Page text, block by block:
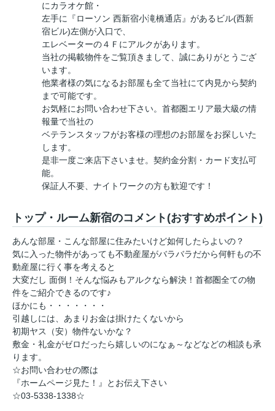
にカラオケ館・
左手に『ローソン 西新宿小滝橋通店』があるビル(西新
宿ビル)左側が入口で、
エレベーターの４Ｆにアルクがあります。
当社の掲載物件をご覧頂きまして、誠にありがとうござ
います。
他業者様の気になるお部屋も全て当社にて内見から契約
まで可能です。
お気軽にお問い合わせ下さい。首都圏エリア最大級の情
報量で当社の
ベテランスタッフがお客様の理想のお部屋をお探しいた
します。
是非一度ご来店下さいませ。契約金分割・カード支払可
能。
保証人不要、ナイトワークの方も歓迎です！
トップ・ルーム新宿のコメント(おすすめポイント)
あんな部屋・こんな部屋に住みたいけど如何したらよいの？
気に入った物件があっても不動産屋がバラバラだから何軒もの不
動産屋に行く事を考えると
大変だし 面倒！そんな悩みもアルクなら解決！首都圏全ての物
件をご紹介できるのです♪
ほかにも・・・・・・・
引越しには、あまりお金は掛けたくないから
初期ヤス（安）物件ないかな？
敷金・礼金がゼロだったら嬉しいのになぁ～などなどの相談も承
ります。
☆お問い合わせの際は
『ホームページ見た！』とお伝え下さい
☆03-5338-1338☆